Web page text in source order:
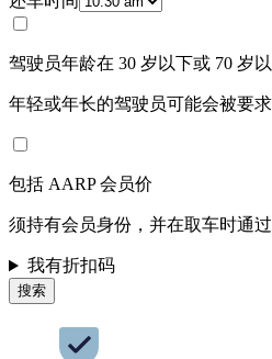
驾驶员年龄在 30 岁以下或 70 岁
年轻或年长的驾驶员可能会被要求
包括 AARP 会员价
须持有会员身份，并在取车时通过
我有折扣码
搜索